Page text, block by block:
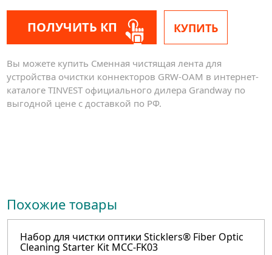
ПОЛУЧИТЬ КП КУПИТЬ
Вы можете купить Cменная чистящая лента для
устройства очистки коннекторов GRW-OAM в интернет-
каталоге TINVEST официального дилера Grandway по
выгодной цене с доставкой по РФ.
Похожие товары
Набор для чистки оптики Sticklers® Fiber Optic
Cleaning Starter Kit MCC-FK03